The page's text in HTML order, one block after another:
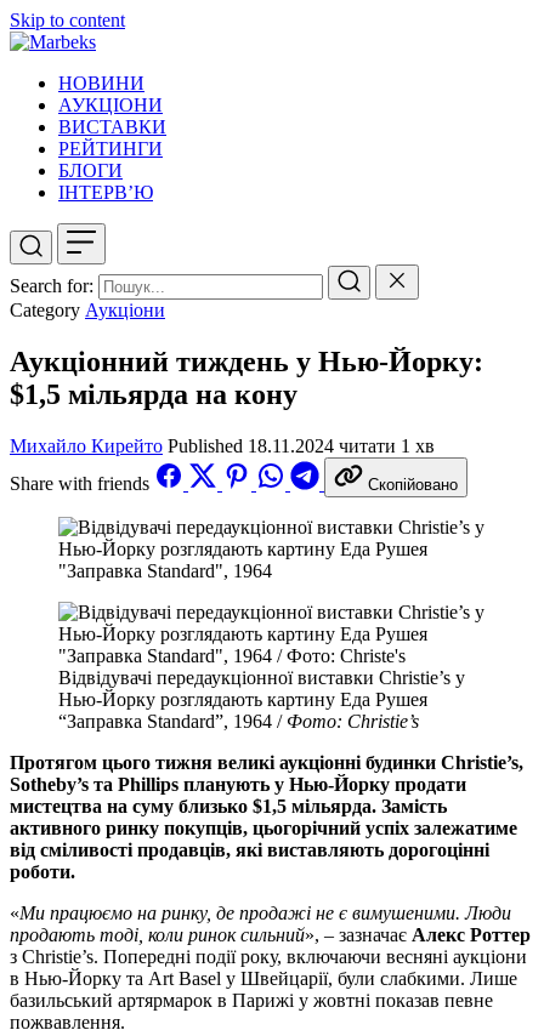
Skip to content
НОВИНИ
АУКЦІОНИ
ВИСТАВКИ
РЕЙТИНГИ
БЛОГИ
ІНТЕРВ’Ю
Search for:
Category Аукціони
Аукціонний тиждень у Нью-Йорку:
$1,5 мільярда на кону
Михайло Кирейто Published 18.11.2024 читати 1 хв
Share with friends
Скопійовано
Відвідувачі передаукціонної виставки Christie’s у
Нью-Йорку розглядають картину Еда Рушея
“Заправка Standard”, 1964 / Фото: Christie’s
Протягом цього тижня великі аукціонні будинки Christie’s,
Sotheby’s та Phillips планують у Нью-Йорку продати
мистецтва на суму близько $1,5 мільярда. Замість
активного ринку покупців, цьогорічний успіх залежатиме
від сміливості продавців, які виставляють дорогоцінні
роботи.
«Ми працюємо на ринку, де продажі не є вимушеними. Люди
продають тоді, коли ринок сильний», – зазначає Алекс Роттер
з Christie’s. Попередні події року, включаючи весняні аукціони
в Нью-Йорку та Art Basel у Швейцарії, були слабкими. Лише
базильський артярмарок в Парижі у жовтні показав певне
пожвавлення.